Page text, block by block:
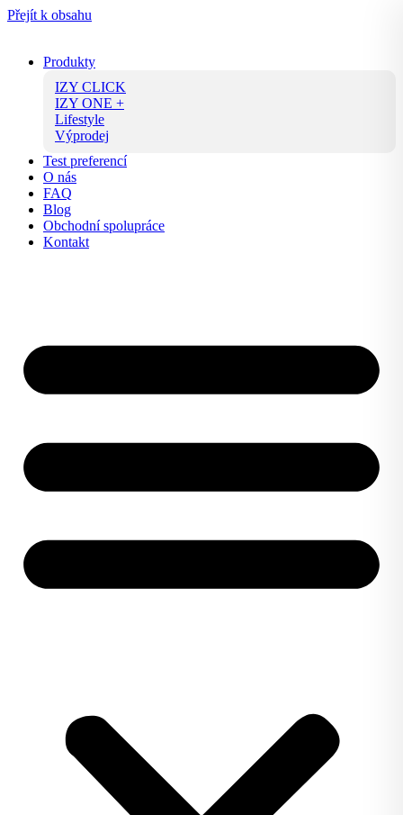
Přejít k obsahu
Produkty
IZY CLICK
IZY ONE +
Lifestyle
Výprodej
Test preferencí
O nás
FAQ
Blog
Obchodní spolupráce
Kontakt